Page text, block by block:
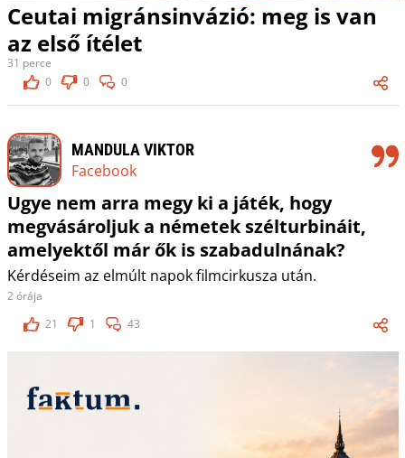
Ceutai migránsinvázió: meg is van
az első ítélet
31 perce
0
0 0
MANDULA VIKTOR
Facebook
Ugye nem arra megy ki a játék, hogy
megvásároljuk a németek szélturbináit,
amelyektől már ők is szabadulnának?
Kérdéseim az elmúlt napok filmcirkusza után.
2 órája
21
1 43